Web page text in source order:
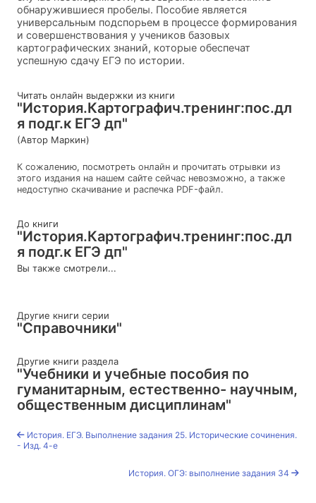
обнаружившиеся пробелы. Пособие является
универсальным подспорьем в процессе формирования
и совершенствования у учеников базовых
картографических знаний, которые обеспечат
успешную сдачу ЕГЭ по истории.
Читать онлайн выдержки из книги
"История.Картографич.тренинг:пос.дл
я подг.к ЕГЭ дп"
(Автор Маркин)
К сожалению, посмотреть онлайн и прочитать отрывки из
этого издания на нашем сайте сейчас невозможно, а также
недоступно скачивание и распечка PDF-файл.
До книги
"История.Картографич.тренинг:пос.дл
я подг.к ЕГЭ дп"
Вы также смотрели...
Другие книги серии
"Справочники"
Другие книги раздела
"Учебники и учебные пособия по
гуманитарным, естественно- научным,
общественным дисциплинам"
История. ЕГЭ. Выполнение задания 25. Исторические сочинения.
- Изд. 4-е
История. ОГЭ: выполнение задания 34